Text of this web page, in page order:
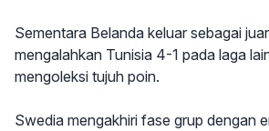
Sementara Belanda keluar sebagai
mengalahkan Tunisia 4-1 pada laga
mengoleksi tujuh poin.
Swedia mengakhiri fase grup dengan